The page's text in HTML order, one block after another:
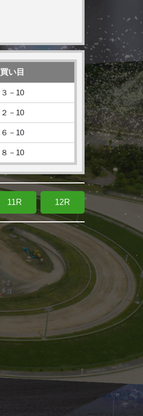
買い目
３－10
２－10
６－10
８－10
11R 12R